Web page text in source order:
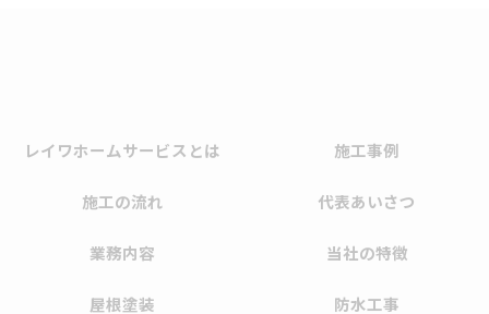
レイワホームサービスとは 施工事例
施工の流れ 代表あいさつ
業務内容 当社の特徴
屋根塗装 防水工事